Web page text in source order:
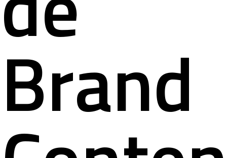
Brand